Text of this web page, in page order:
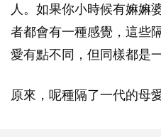
人。如果你小時候有嫲嫲
者都會有一種感覺，這些
愛有點不同，但同樣都是
原來，呢種隔了一代的母